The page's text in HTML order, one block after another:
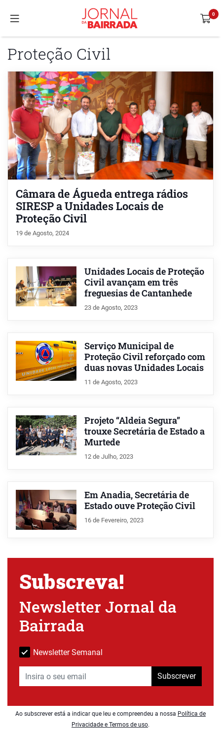
Proteção Civil
Câmara de Águeda entrega rádios
SIRESP a Unidades Locais de
Proteção Civil
19 de Agosto, 2024
Unidades Locais de Proteção
Civil avançam em três
freguesias de Cantanhede
23 de Agosto, 2023
Serviço Municipal de
Proteção Civil reforçado com
duas novas Unidades Locais
11 de Agosto, 2023
Projeto “Aldeia Segura”
trouxe Secretária de Estado a
Murtede
12 de Julho, 2023
Em Anadia, Secretária de
Estado ouve Proteção Civil
16 de Fevereiro, 2023
Subscreva!
Newsletter Jornal da
Bairrada
Newsletter Semanal
Subscrever
Ao subscrever está a indicar que leu e compreendeu a nossa Política de
Privacidade e Termos de uso.